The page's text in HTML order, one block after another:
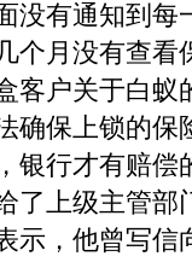
没有通知到每
个月没有查看
客户关于白蚁
确保上锁的保
银行才有赔偿
了上级主管部
示，他曾写信